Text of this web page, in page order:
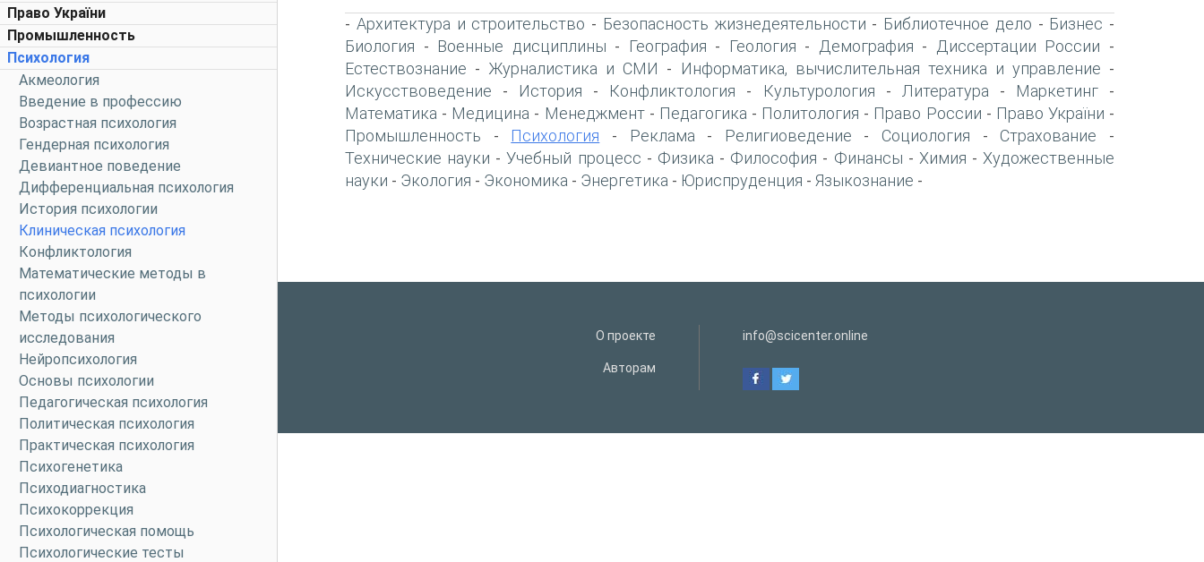
Право України
Промышленность
Психология
Акмеология
Введение в профессию
Возрастная психология
Гендерная психология
Девиантное поведение
Дифференциальная психология
История психологии
Клиническая психология
Конфликтология
Математические методы в
психологии
Методы психологического
исследования
Нейропсихология
Основы психологии
Педагогическая психология
Политическая психология
Практическая психология
Психогенетика
Психодиагностика
Психокоррекция
Психологическая помощь
Психологические тесты
- Архитектура и строительство - Безопасность жизнедеятельности - Библиотечное дело - Бизнес -
Биология - Военные дисциплины - География - Геология - Демография - Диссертации России -
Естествознание - Журналистика и СМИ - Информатика, вычислительная техника и управление -
Искусствоведение - История - Конфликтология - Культурология - Литература - Маркетинг-
Математика - Медицина - Менеджмент- Педагогика - Политология - Право России - Право України -
Промышленность - Психология - Реклама - Религиоведение - Социология - Страхование -
Технические науки -Учебный процесс - Физика - Философия - Финансы - Химия -Художественные
науки - Экология - Экономика - Энергетика - Юриспруденция - Языкознание -
О проекте
Авторам
info@scicenter.online